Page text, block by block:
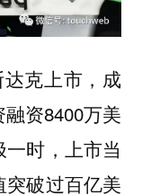
克上市，成
资8400万美
时，上市当
破过百亿美